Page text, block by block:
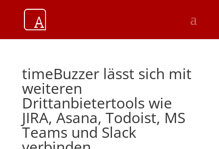
timeBuzzer lässt sich mit
weiteren
Drittanbietertools wie
JIRA, Asana, Todoist, MS
Teams und Slack